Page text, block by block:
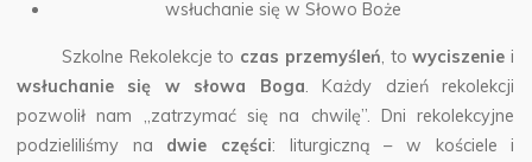
wsłuchanie się w Słowo Boże
Szkolne Rekolekcje to czas przemyśleń , towyciszenie i
wsłuchanie się w słowa Boga . Każdy dzień rekolekcji
pozwolił nam „zatrzymać się na chwilę”. Dni rekolekcyjne
podzieliliśmy na dwie części: liturgiczną – w kościele i